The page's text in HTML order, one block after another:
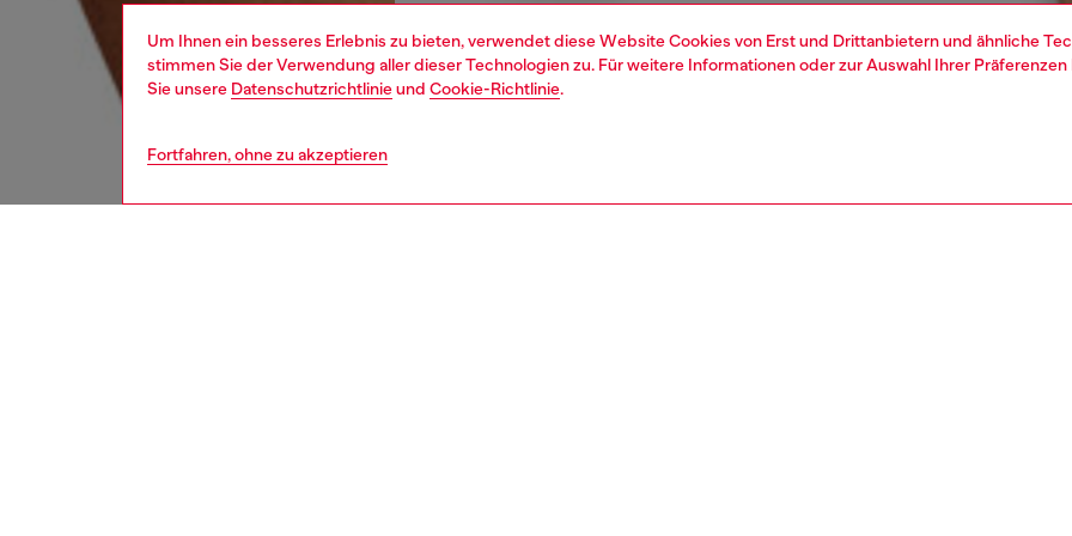
Um Ihnen ein besseres Erlebnis zu bieten, verwendet diese Website Cookies von Erst und Drittanbietern und ähnliche
stimmen Sie der Verwendung aller dieser Technologien zu. Für weitere Informationen oder zur Auswahl Ihrer Präferenzen
Sie unsere Datenschutzrichtlinieund Cookie-Richtlinie.
Fortfahren, ohne zu akzeptieren